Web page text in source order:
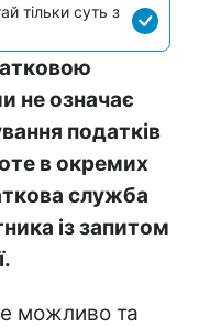
тільки суть з
не означає
податків
в окремих
служба
із запитом
можливо та